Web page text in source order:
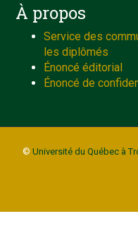
À propos
Service des
les diplômés
Énoncé éditorial
Énoncé de
© Université du Québec à